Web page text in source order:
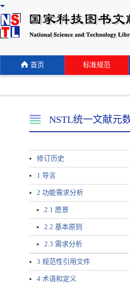
首页 标准规范
NSTL统一文献元
修订历史
1 导言
2 功能需求分析
2.1 愿景
2.2 基本原则
2.3 需求分析
3 规范性引用文件
4 术语和定义